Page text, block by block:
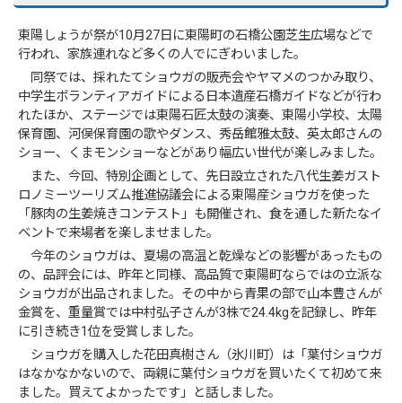
東陽しょうが祭が10月27日に東陽町の石橋公園芝生広場などで
行われ、家族連れなど多くの人でにぎわいました。
同祭では、採れたてショウガの販売会やヤマメのつかみ取り、
中学生ボランティアガイドによる日本遺産石橋ガイドなどが行わ
れたほか、ステージでは東陽石匠太鼓の演奏、東陽小学校、太陽
保育園、河俣保育園の歌やダンス、秀岳館雅太鼓、英太郎さんの
ショー、くまモンショーなどがあり幅広い世代が楽しみました。
また、今回、特別企画として、先日設立された八代生姜ガスト
ロノミーツーリズム推進協議会による東陽産ショウガを使った
「豚肉の生姜焼きコンテスト」も開催され、食を通した新たなイ
ベントで来場者を楽しませました。
今年のショウガは、夏場の高温と乾燥などの影響があったもの
の、品評会には、昨年と同様、高品質で東陽町ならではの立派な
ショウガが出品されました。その中から青果の部で山本豊さんが
金賞を、重量賞では中村弘子さんが3株で24.4kgを記録し、昨年
に引き続き1位を受賞しました。
ショウガを購入した花田真樹さん（氷川町）は「葉付ショウガ
はなかなかないので、両親に葉付ショウガを買いたくて初めて来
ました。買えてよかったです」と話しました。